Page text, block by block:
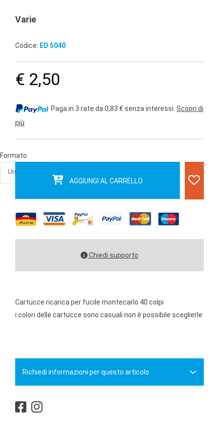
Varie
Codice: ED 5040
€ 2,50
Paga in 3 rate da 0,83 € senza interessi.Scopri di
più
Formato
AGGIUNGI AL CARRELLO
Chiedi supporto
Cartucce ricarica per fucile montecarlo 40 colpi
i colori delle cartucce sono casuali non è possibile sceglierle
Richiedi informazioni per questo articolo